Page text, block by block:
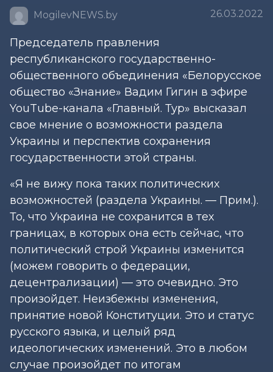
MogilevNEWS.by 26.03.2022
Председатель правления
республиканского государственно-
общественного объединения «Белорусское
общество «Знание» Вадим Гигин в эфире
YouTube-канала «Главный. Тур» высказал
свое мнение о возможности раздела
Украины и перспектив сохранения
государственности этой страны.
«Я не вижу пока таких политических
возможностей (раздела Украины. — Прим.).
То, что Украина не сохранится в тех
границах, в которых она есть сейчас, что
политический строй Украины изменится
(можем говорить о федерации,
децентрализации) — это очевидно. Это
произойдет. Неизбежны изменения,
принятие новой Конституции. Это и статус
русского языка, и целый ряд
идеологических изменений. Это в любом
случае произойдет по итогам